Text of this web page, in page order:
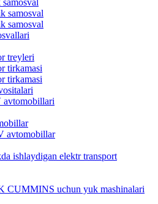
samosval
samosval
treyleri
tirkamasi
tirkamasi
avtomobillar
ishlaydigan elektr transport
CUMMINS uchun yuk mashinalari